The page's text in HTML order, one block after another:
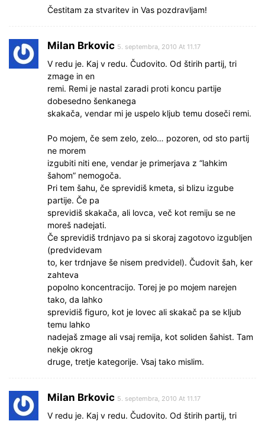
Čestitam za stvaritev in Vas pozdravljam!
Milan Brkovic 5. septembra, 2010 At 11.17
V redu je. Kaj v redu. Čudovito. Od štirih partij, tri
zmage in en
remi. Remi je nastal zaradi proti koncu partije
dobesedno šenkanega
skakača, vendar mi je uspelo kljub temu doseči remi.
Po mojem, če sem zelo, zelo… pozoren, od sto partij
ne morem
izgubiti niti ene, vendar je primerjava z “lahkim
šahom” nemogoča.
Pri tem šahu, če sprevidiš kmeta, si blizu izgube
partije. Če pa
sprevidiš skakača, ali lovca, več kot remiju se ne
moreš nadejati.
Če sprevidiš trdnjavo pa si skoraj zagotovo izgubljen
(predvidevam
to, ker trdnjave še nisem predvidel). Čudovit šah, ker
zahteva
popolno koncentracijo. Torej je po mojem narejen
tako, da lahko
sprevidiš figuro, kot je lovec ali skakač pa se kljub
temu lahko
nadejaš zmage ali vsaj remija, kot soliden šahist. Tam
nekje okrog
druge, tretje kategorije. Vsaj tako mislim.
Milan Brkovic 5. septembra, 2010 At 11.17
V redu je. Kaj v redu. Čudovito. Od štirih partij, tri